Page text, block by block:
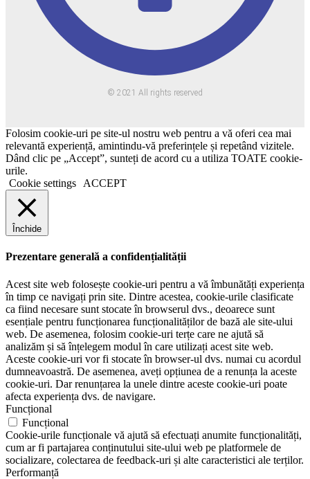
© 2021 All rights reserved
Folosim cookie-uri pe site-ul nostru web pentru a vă oferi cea mai
relevantă experiență, amintindu-vă preferințele și repetând vizitele.
Dând clic pe „Accept”, sunteți de acord cu a utiliza TOATE cookie-
urile.
Cookie settings
ACCEPT
Închide
Prezentare generală a confidențialității
Acest site web folosește cookie-uri pentru a vă îmbunătăți experiența
în timp ce navigați prin site. Dintre acestea, cookie-urile clasificate
ca fiind necesare sunt stocate în browserul dvs., deoarece sunt
esențiale pentru funcționarea funcționalităților de bază ale site-ului
web. De asemenea, folosim cookie-uri terțe care ne ajută să
analizăm și să înțelegem modul în care utilizați acest site web.
Aceste cookie-uri vor fi stocate în browser-ul dvs. numai cu acordul
dumneavoastră. De asemenea, aveți opțiunea de a renunța la aceste
cookie-uri. Dar renunțarea la unele dintre aceste cookie-uri poate
afecta experiența dvs. de navigare.
Funcțional
Funcțional
Cookie-urile funcționale vă ajută să efectuați anumite funcționalități,
cum ar fi partajarea conținutului site-ului web pe platformele de
socializare, colectarea de feedback-uri și alte caracteristici ale terților.
Performanță